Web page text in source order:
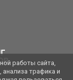
работы сайта,
анализа трафика и